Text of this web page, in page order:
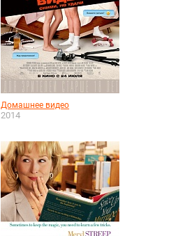
Домашнее видео
2014